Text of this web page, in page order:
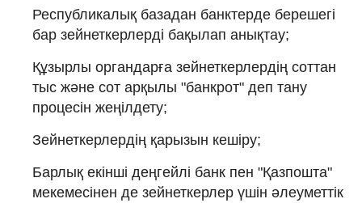
Республикалық базадан банктерде берешегі
бар зейнеткерлерді бақылап анықтау;
Құзырлы органдарға зейнеткерлердің соттан
тыс және сот арқылы "банкрот" деп тану
процесін жеңілдету;
Зейнеткерлердің қарызын кешіру;
Барлық екінші деңгейлі банк пен "Қазпошта"
мекемесінен де зейнеткерлер үшін әлеуметтік